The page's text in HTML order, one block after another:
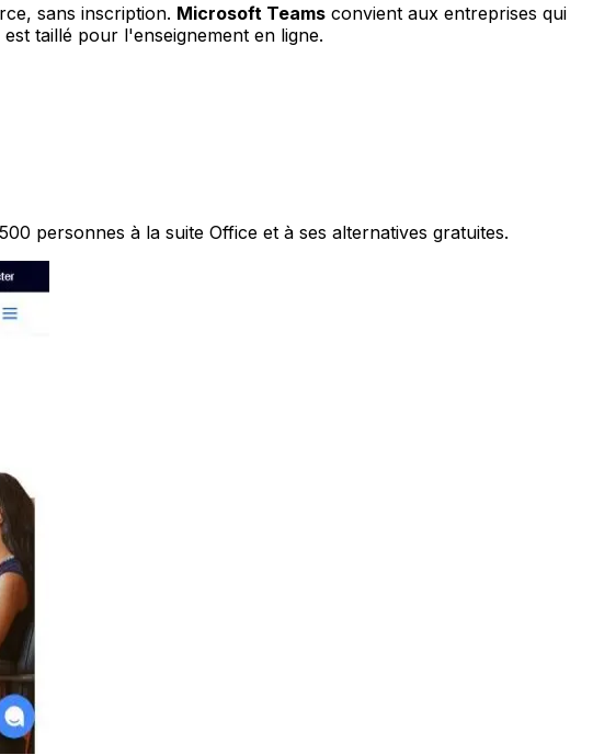
sans inscription. Microsoft Teams convient aux entreprises qui
est taillé pour l'enseignement en ligne.
personnes à la suite Office et à ses alternatives gratuites.